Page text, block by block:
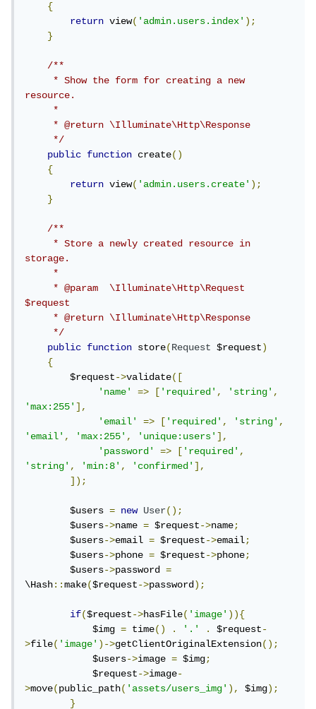
{
return view('admin.users.index');
}
/**
     * Show the form for creating a new
resource.
     *
     * @return \Illuminate\Http\Response
     */
public
function create()
{
return view('admin.users.create');
}
/**
     * Store a newly created resource in
storage.
     *
     * @param  \Illuminate\Http\Request
$request
     * @return \Illuminate\Http\Response
     */
public
function store(Request $request)
{
        $request
->validate([
'name'
=> ['required', 'string',
'max:255'],
'email'
=> ['required', 'string',
'email', 'max:255', 'unique:users'],
'password'
=> ['required',
'string', 'min:8', 'confirmed'],
]);
        $users
= new User();
        $users
->name = $request->name;
        $users
->email = $request->email;
        $users
->phone = $request->phone;
        $users
->password =
\Hash::make($request->password);
if($request->hasFile('image')){
            $img
= time() . '.' . $request-
>file('image')->getClientOriginalExtension();
            $users
->image = $img;
            $request
->image-
>move(public_path('assets/users_img'), $img);
}